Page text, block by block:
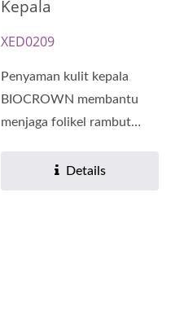
Kepala
XED0209
Penyaman kulit kepala
BIOCROWN membantu
menjaga folikel rambut
menyenangkan...
Details